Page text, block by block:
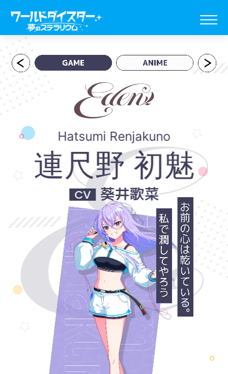
Hatsumi Renjakuno
連尺野 初魅
CV 葵井歌菜